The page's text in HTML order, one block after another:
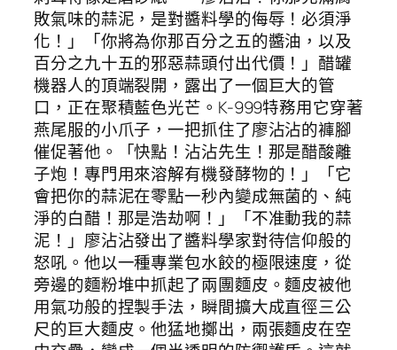
敗氣味的蒜泥，是對醬料學的侮辱！必須淨
化！」「你將為你那百分之五的醬油，以及
百分之九十五的邪惡蒜頭付出代價！」醋罐
機器人的頂端裂開，露出了一個巨大的管
口，正在聚積藍色光芒。K-999特務用它穿著
燕尾服的小爪子，一把抓住了廖沾沾的褲腳
催促著他。「快點！沾沾先生！那是醋酸離
子炮！專門用來溶解有機發酵物的！」「它
會把你的蒜泥在零點一秒內變成無菌的、純
淨的白醋！那是浩劫啊！」「不准動我的蒜
泥！」廖沾沾發出了醬料學家對待信仰般的
怒吼。他以一種專業包水餃的極限速度，從
旁邊的麵粉堆中抓起了兩團麵皮。麵皮被他
用氣功般的捏製手法，瞬間擴大成直徑三公
尺的巨大麵皮。他猛地擲出，兩張麵皮在空